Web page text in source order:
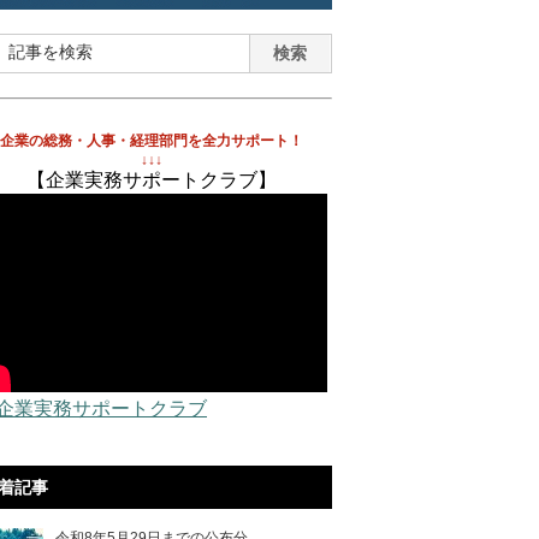
企業の総務・人事・経理部門を全力サポート！
↓↓↓
【企業実務サポートクラブ】
業実務サポートクラブ
記事